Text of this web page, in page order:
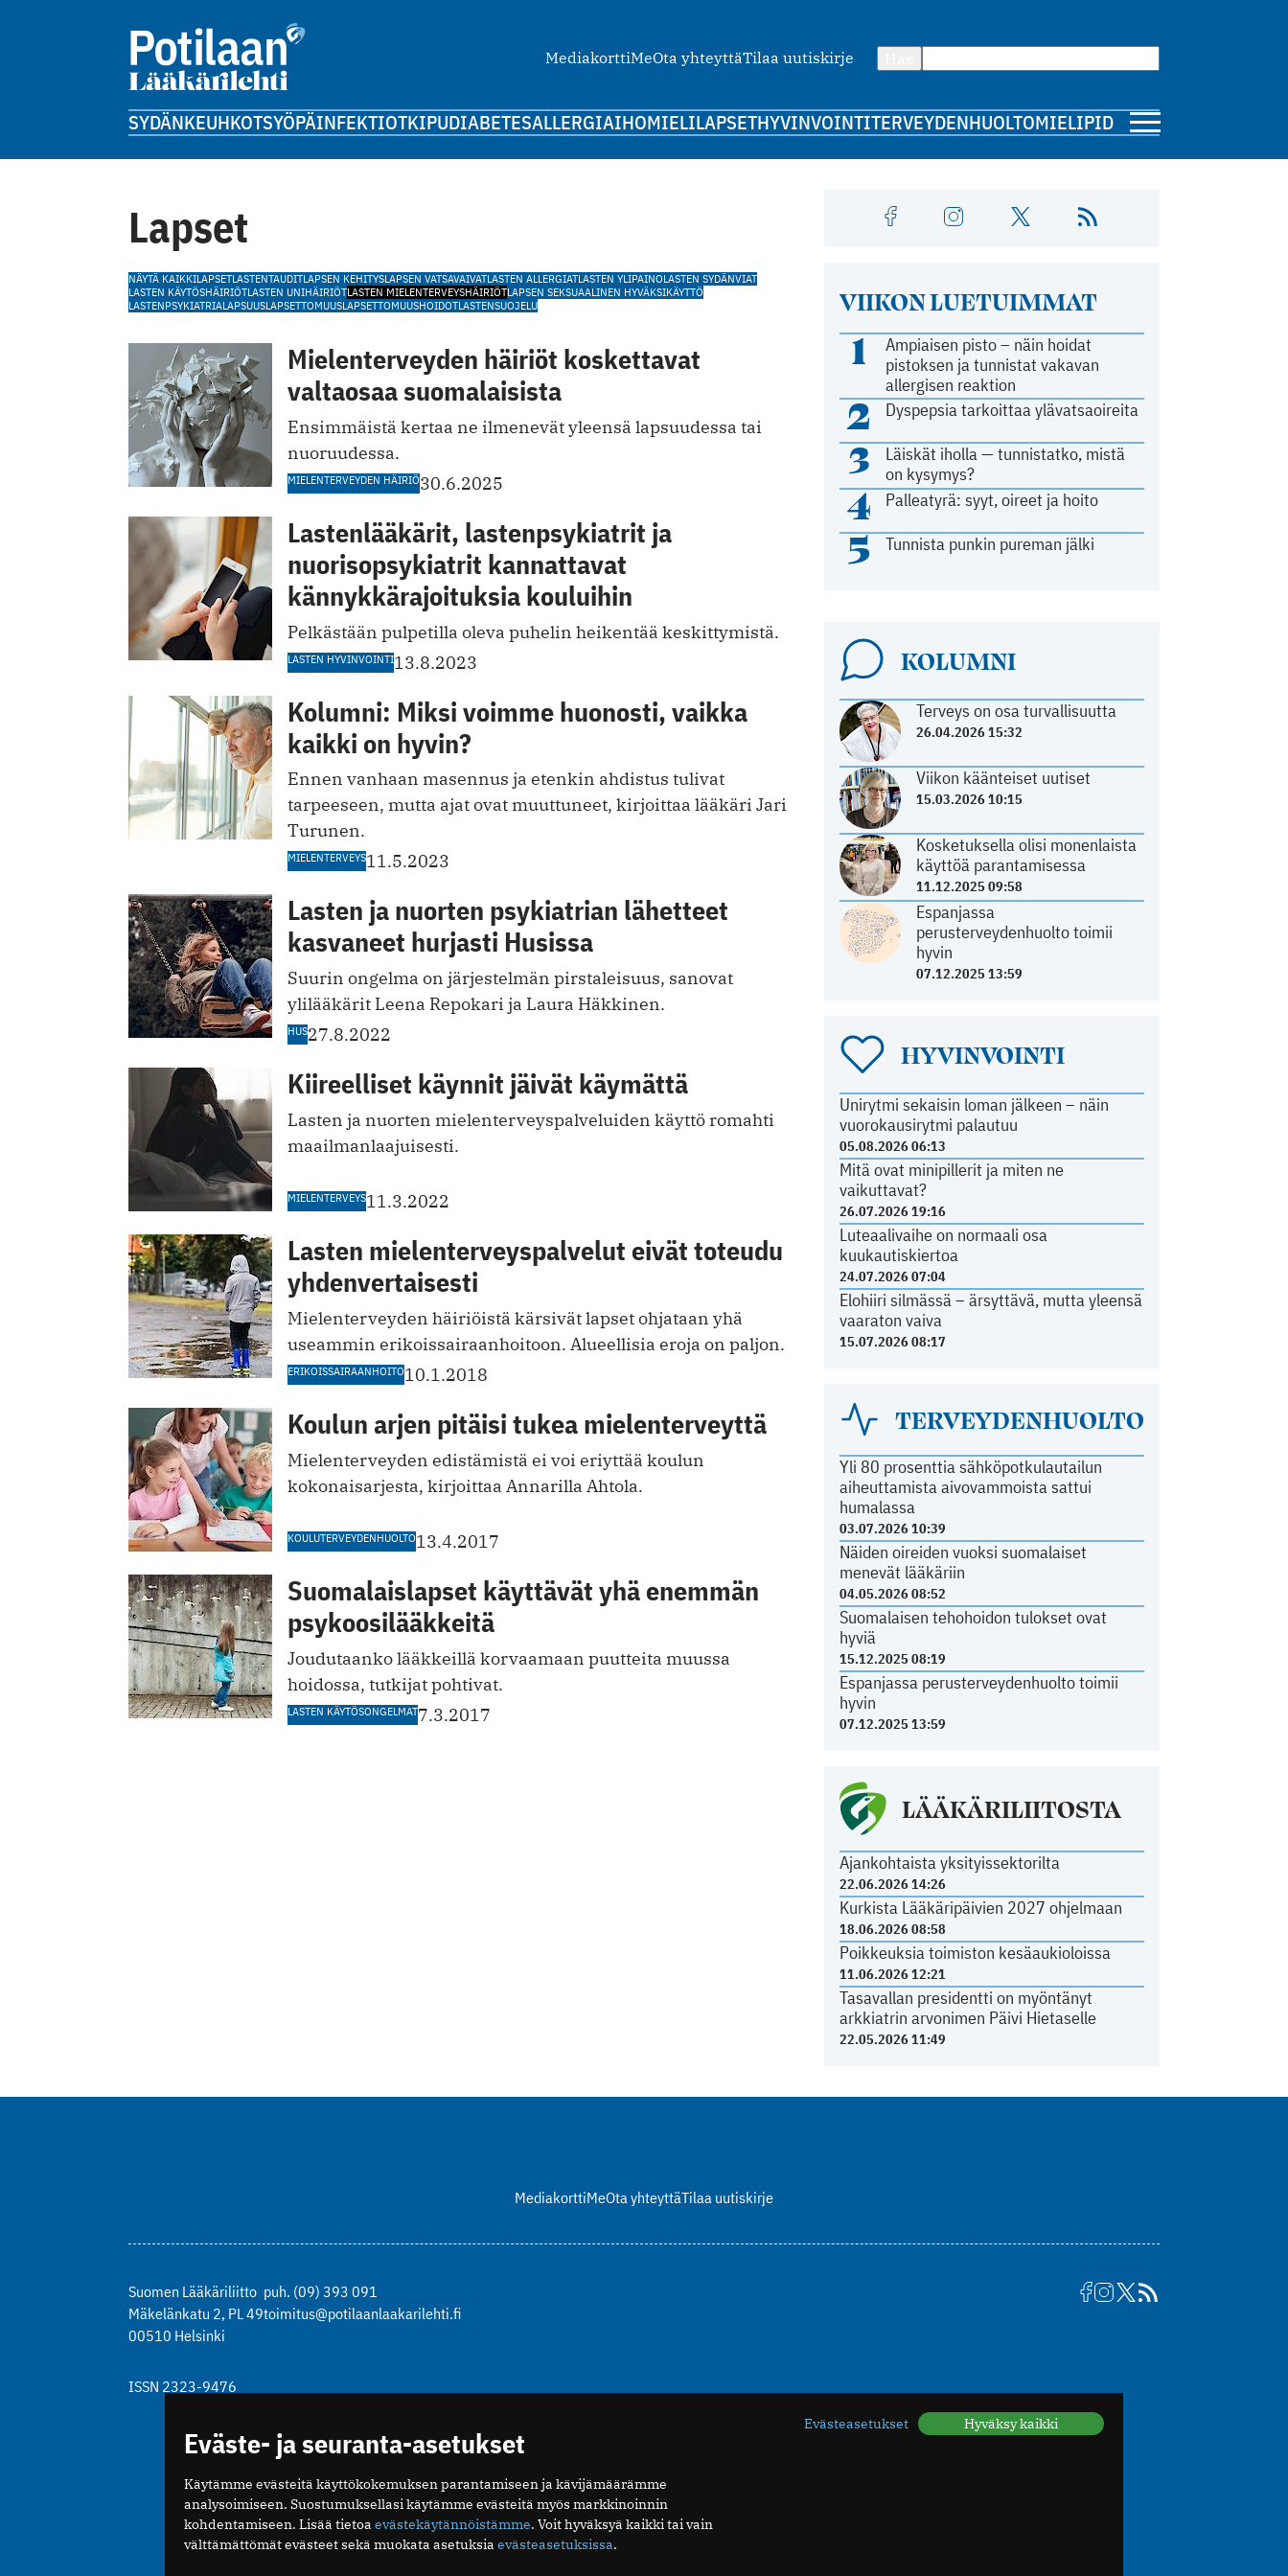
MediakorttiMeOta yhteyttäTilaa uutiskirje
SYDÄNKEUHKOTSYÖPÄINFEKTIOTKIPUDIABETESALLERGIAIHOMIELILAPSETHYVINVOINTITERVEYDENHUOLTOMIELIPIDE
Lapset
NÄYTÄ KAIKKILAPSETLASTENTAUDITLAPSEN KEHITYSLAPSEN VATSAVAIVATLASTEN ALLERGIATLASTEN YLIPAINOLASTEN SYDÄNVIAT
LASTEN KÄYTÖSHÄIRIÖTLASTEN UNIHÄIRIÖTLASTEN MIELENTERVEYSHÄIRIÖTLAPSEN SEKSUAALINEN HYVÄKSIKÄYTTÖ
LASTENPSYKIATRIALAPSUUSLAPSETTOMUUSLAPSETTOMUUSHOIDOTLASTENSUOJELU
Mielenterveyden häiriöt koskettavat
valtaosaa suomalaisista
Ensimmäistä kertaa ne ilmenevät yleensä lapsuudessa tai
nuoruudessa.
MIELENTERVEYDEN HÄIRIÖ30.6.2025
Lastenlääkärit, lastenpsykiatrit ja
nuorisopsykiatrit kannattavat
kännykkärajoituksia kouluihin
Pelkästään pulpetilla oleva puhelin heikentää keskittymistä.
LASTEN HYVINVOINTI13.8.2023
Kolumni: Miksi voimme huonosti, vaikka
kaikki on hyvin?
Ennen vanhaan masennus ja etenkin ahdistus tulivat
tarpeeseen, mutta ajat ovat muuttuneet, kirjoittaa lääkäri Jari
Turunen.
MIELENTERVEYS11.5.2023
Lasten ja nuorten psykiatrian lähetteet
kasvaneet hurjasti Husissa
Suurin ongelma on järjestelmän pirstaleisuus, sanovat
ylilääkärit Leena Repokari ja Laura Häkkinen.
HUS27.8.2022
Kiireelliset käynnit jäivät käymättä
Lasten ja nuorten mielenterveyspalveluiden käyttö romahti
maailmanlaajuisesti.
MIELENTERVEYS11.3.2022
Lasten mielenterveyspalvelut eivät toteudu
yhdenvertaisesti
Mielenterveyden häiriöistä kärsivät lapset ohjataan yhä
useammin erikoissairaanhoitoon. Alueellisia eroja on paljon.
ERIKOISSAIRAANHOITO10.1.2018
Koulun arjen pitäisi tukea mielenterveyttä
Mielenterveyden edistämistä ei voi eriyttää koulun
kokonaisarjesta, kirjoittaa Annarilla Ahtola.
KOULUTERVEYDENHUOLTO13.4.2017
Suomalaislapset käyttävät yhä enemmän
psykoosilääkkeitä
Joudutaanko lääkkeillä korvaamaan puutteita muussa
hoidossa, tutkijat pohtivat.
LASTEN KÄYTÖSONGELMAT7.3.2017
VIIKON LUETUIMMAT
1
Ampiaisen pisto – näin hoidat
pistoksen ja tunnistat vakavan
allergisen reaktion
2 Dyspepsia tarkoittaa ylävatsaoireita
3
Läiskät iholla — tunnistatko, mistä
on kysymys?
4 Palleatyrä: syyt, oireet ja hoito
5 Tunnista punkin pureman jälki
KOLUMNI
Terveys on osa turvallisuutta
26.04.2026 15:32
Viikon käänteiset uutiset
15.03.2026 10:15
Kosketuksella olisi monenlaista
käyttöä parantamisessa
11.12.2025 09:58
Espanjassa
perusterveydenhuolto toimii
hyvin
07.12.2025 13:59
HYVINVOINTI
Unirytmi sekaisin loman jälkeen – näin
vuorokausirytmi palautuu
05.08.2026 06:13
Mitä ovat minipillerit ja miten ne
vaikuttavat?
26.07.2026 19:16
Luteaalivaihe on normaali osa
kuukautiskiertoa
24.07.2026 07:04
Elohiiri silmässä – ärsyttävä, mutta yleensä
vaaraton vaiva
15.07.2026 08:17
TERVEYDENHUOLTO
Yli 80 prosenttia sähköpotkulautailun
aiheuttamista aivovammoista sattui
humalassa
03.07.2026 10:39
Näiden oireiden vuoksi suomalaiset
menevät lääkäriin
04.05.2026 08:52
Suomalaisen tehohoidon tulokset ovat
hyviä
15.12.2025 08:19
Espanjassa perusterveydenhuolto toimii
hyvin
07.12.2025 13:59
LÄÄKÄRILIITOSTA
Ajankohtaista yksityissektorilta
22.06.2026 14:26
Kurkista Lääkäripäivien 2027 ohjelmaan
18.06.2026 08:58
Poikkeuksia toimiston kesäaukioloissa
11.06.2026 12:21
Tasavallan presidentti on myöntänyt
arkkiatrin arvonimen Päivi Hietaselle
22.05.2026 11:49
MediakorttiMeOta yhteyttäTilaa uutiskirje
Suomen Lääkäriliitto
Mäkelänkatu 2, PL 49
00510 Helsinki
puh. (09) 393 091
toimitus@potilaanlaakarilehti.fi
ISSN 2323-9476
Eväste- ja seuranta-asetukset
Käytämme evästeitä käyttökokemuksen parantamiseen ja kävijämäärämme
analysoimiseen. Suostumuksellasi käytämme evästeitä myös markkinoinnin
kohdentamiseen. Lisää tietoa evästekäytännöistämme. Voit hyväksyä kaikki tai vain
välttämättömät evästeet sekä muokata asetuksia evästeasetuksissa.
Evästeasetukset Hyväksy kaikki